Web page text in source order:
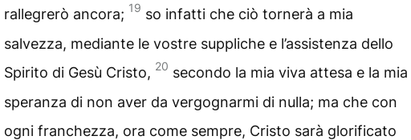
rallegrerò ancora; 19 so infatti che ciò tornerà a mia
salvezza, mediante le vostre suppliche e l’assistenza dello
Spirito di Gesù Cristo, 20 secondo la mia viva attesa e la mia
speranza di non aver da vergognarmi di nulla; ma che con
ogni franchezza, ora come sempre, Cristo sarà glorificato